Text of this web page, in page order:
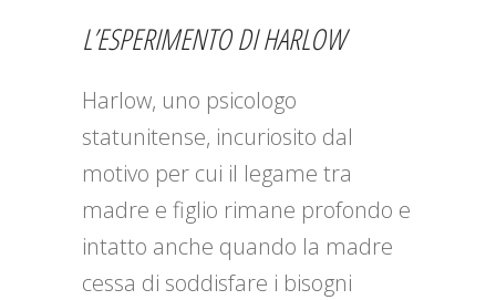
L’ESPERIMENTO DI HARLOW
Harlow, uno psicologo
statunitense, incuriosito dal
motivo per cui il legame tra
madre e figlio rimane profondo e
intatto anche quando la madre
cessa di soddisfare i bisogni